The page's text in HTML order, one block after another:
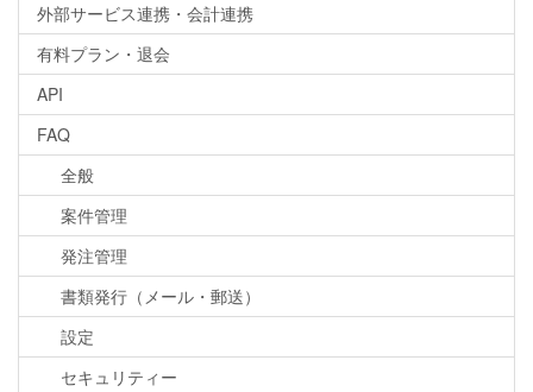
外部サービス連携・会計連携
有料プラン・退会
API
FAQ
全般
案件管理
発注管理
書類発行（メール・郵送）
設定
セキュリティー